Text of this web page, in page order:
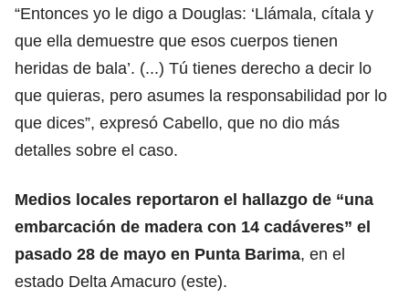
“Entonces yo le digo a Douglas: ‘Llámala, cítala y
que ella demuestre que esos cuerpos tienen
heridas de bala’. (...) Tú tienes derecho a decir lo
que quieras, pero asumes la responsabilidad por lo
que dices”, expresó Cabello, que no dio más
detalles sobre el caso.
Medios locales reportaron el hallazgo de “una
embarcación de madera con 14 cadáveres” el
pasado 28 de mayo en Punta Barima, en el
estado Delta Amacuro (este).